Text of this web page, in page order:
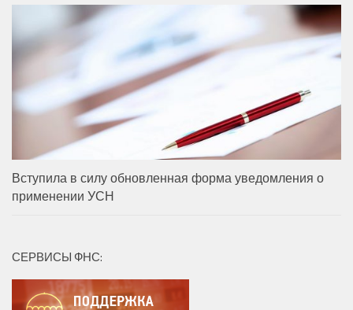
Вступила в силу обновленная форма уведомления о
применении УСН
СЕРВИСЫ ФНС: